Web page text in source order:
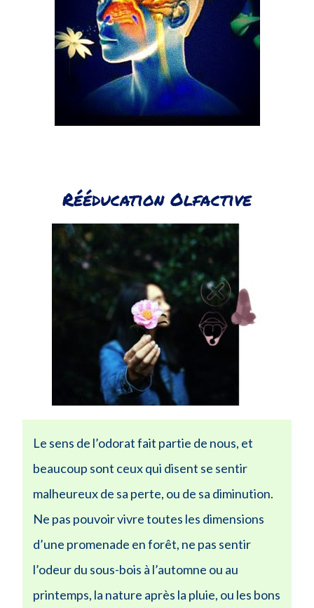
Rééducation Olfactive
Le sens de l’odorat fait partie de nous, et
beaucoup sont ceux qui disent se sentir
malheureux de sa perte, ou de sa diminution.
Ne pas pouvoir vivre toutes les dimensions
d’une promenade en forêt, ne pas sentir
l’odeur du sous-bois à l’automne ou au
printemps, la nature après la pluie, ou les bons